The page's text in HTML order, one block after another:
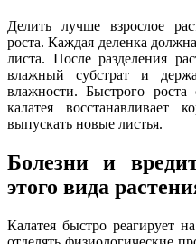
Делить лучше взрослое
роста. Каждая деленка
листа. После разделения
влажный субстрат и
влажности. Быстрого роста
калатея
выпускать новые листья.
Болезни и
этого вида
Калатея быстро реагирует